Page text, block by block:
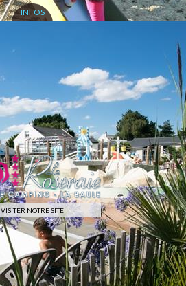
INFOS
VISITER NOTRE SITE